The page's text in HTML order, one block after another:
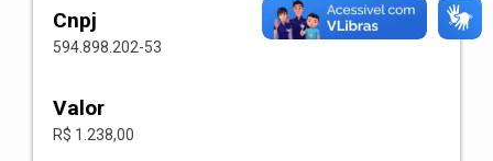
Cnpj
594.898.202-53
Valor
R$ 1.238,00